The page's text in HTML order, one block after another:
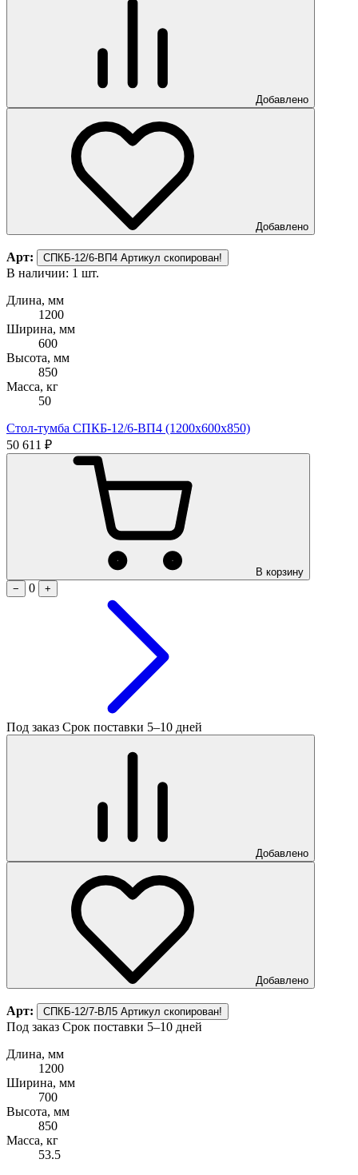
Добавлено
Добавлено
Арт: СПКБ-12/6-ВП4 Артикул скопирован!
В наличии: 1 шт.
Длина, мм
1200
Ширина, мм
600
Высота, мм
850
Масса, кг
50
Стол-тумба СПКБ-12/6-ВП4 (1200х600х850)
50 611 ₽
В корзину
−
0 +
Под заказ Срок поставки 5–10 дней
Добавлено
Добавлено
Арт: СПКБ-12/7-ВЛ5 Артикул скопирован!
Под заказ Срок поставки 5–10 дней
Длина, мм
1200
Ширина, мм
700
Высота, мм
850
Масса, кг
53.5